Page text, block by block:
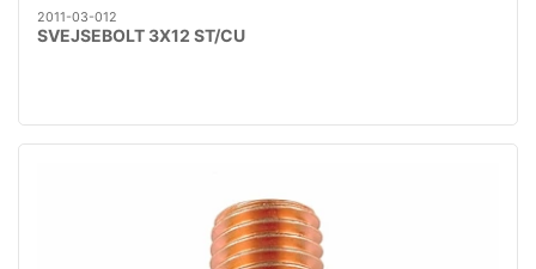
2011-03-012
SVEJSEBOLT 3X12 ST/CU